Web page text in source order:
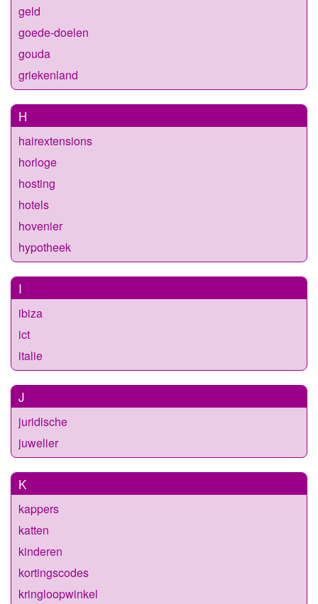
geld
goede-doelen
gouda
griekenland
H
hairextensions
horloge
hosting
hotels
hovenier
hypotheek
I
ibiza
ict
italie
J
juridische
juwelier
K
kappers
katten
kinderen
kortingscodes
kringloopwinkel